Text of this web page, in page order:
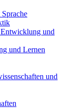
und
und Lernen
und